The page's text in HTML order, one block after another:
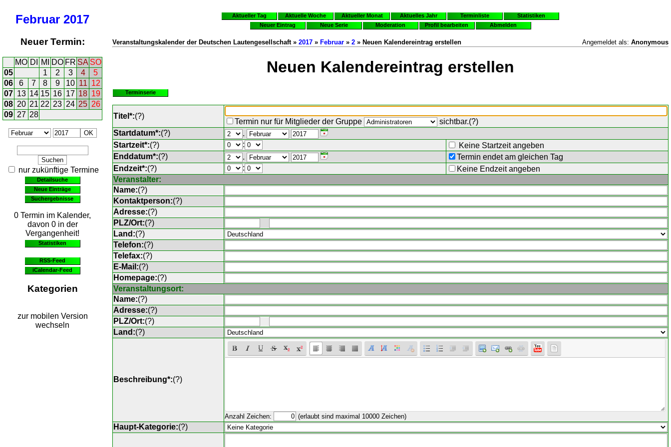
Februar 2017
Neuer Termin:
MO DI MI DO FR SA SO
05
1 2 3 4
5
06
6 7 8 9 10 11 12
07 13 14 15 16 17 18 19
08 20 21 22 23 24 25 26
09 27 28
nur zukünftige Termine
Detailsuche
Neue Einträge
Suchergebnisse
0 Termin im Kalender,
davon 0 in der
Vergangenheit!
Statistiken
RSS-Feed
iCalendar-Feed
Kategorien
zur mobilen Version
wechseln
Aktueller Tag Aktuelle Woche Aktueller Monat Aktuelles Jahr Terminliste
Statistiken
Neuer Eintrag
Neue Serie Moderation Profil bearbeiten Abmelden
Veranstaltungskalender der Deutschen Lautengesellschaft » 2017 » Februar » 2 » Neuen Kalendereintrag erstellen Angemeldet als: Anonymous
Neuen Kalendereintrag erstellen
Terminserie
Titel*:(?)
Termin nur für Mitglieder der Gruppe sichtbar.(?)
Startdatum*:(?)
.
Startzeit*:(?) :
Keine Startzeit angeben
Enddatum*:(?) .
Termin endet am gleichen Tag
Endzeit*:(?) :
Keine Endzeit angeben
Veranstalter:
Name:(?)
Kontaktperson:(?)
Adresse:(?)
PLZ/Ort:(?)
Land:(?)
Telefon:(?)
Telefax:(?)
E-Mail:(?)
Homepage:(?)
Veranstaltungsort:
Name:(?)
Adresse:(?)
PLZ/Ort:(?)
Land:(?)
Beschreibung*:(?)
Anzahl Zeichen: (erlaubt sind maximal 10000 Zeichen)
Haupt-Kategorie:(?)